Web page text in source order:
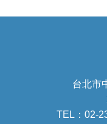
台北市
TEL：02-